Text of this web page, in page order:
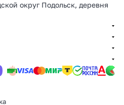
округ Подольск, деревня